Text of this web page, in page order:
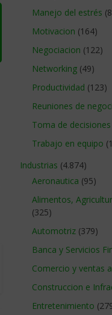
Manejo del estrés
Motivacion (164)
Negociacion (122)
Networking (49)
Productividad (123)
Reuniones de
Toma de decisiones
Trabajo en equipo
Industrias (4.874)
Aeronautica (95)
Alimentos,
(325)
Automotriz (379)
Banca y Servicios
Comercio y ventas
Construccion e
Entretenimiento